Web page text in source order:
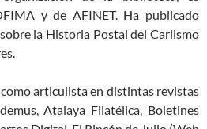
y de AFINET. Ha publicado
la Historia Postal del Carlismo
articulista en distintas revistas
Atalaya Filatélica, Boletines